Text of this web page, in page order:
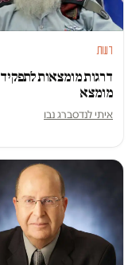
דעות
דרגות מומצאות לתפקיד
מומצא
איתי לנדסברג נבו